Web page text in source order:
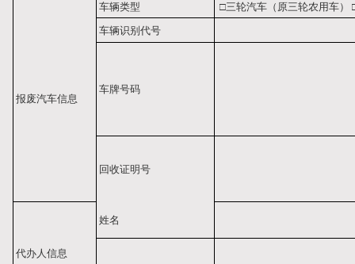
报废汽车信息
车辆类型
□三轮汽车（原三轮农用车）
车辆识别代号
车牌号码
回收证明号
代办人信息
姓名